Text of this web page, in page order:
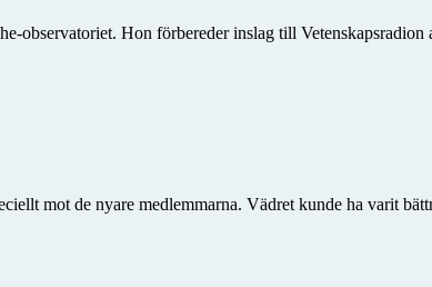
observatoriet. Hon förbereder inslag till Vetenskapsradion
mot de nyare medlemmarna. Vädret kunde ha varit